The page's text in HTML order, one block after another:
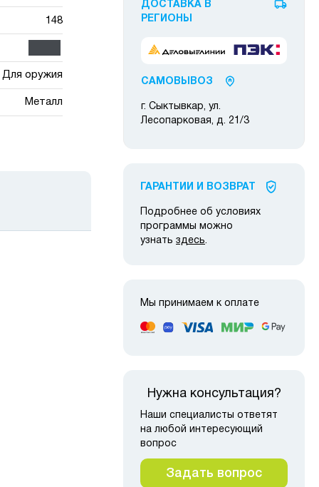
148
Для оружия
Металл
ДОСТАВКА В
РЕГИОНЫ
САМОВЫВОЗ
г. Сыктывкар, ул.
Лесопарковая, д. 21/3
ГАРАНТИИ И ВОЗВРАТ
Подробнее об условиях
программы можно
узнать здесь.
Мы принимаем к оплате
Нужна консультация?
Наши специалисты ответят
на любой интересующий
вопрос
Задать вопрос